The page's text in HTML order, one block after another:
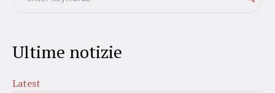
Ultime notizie
Latest